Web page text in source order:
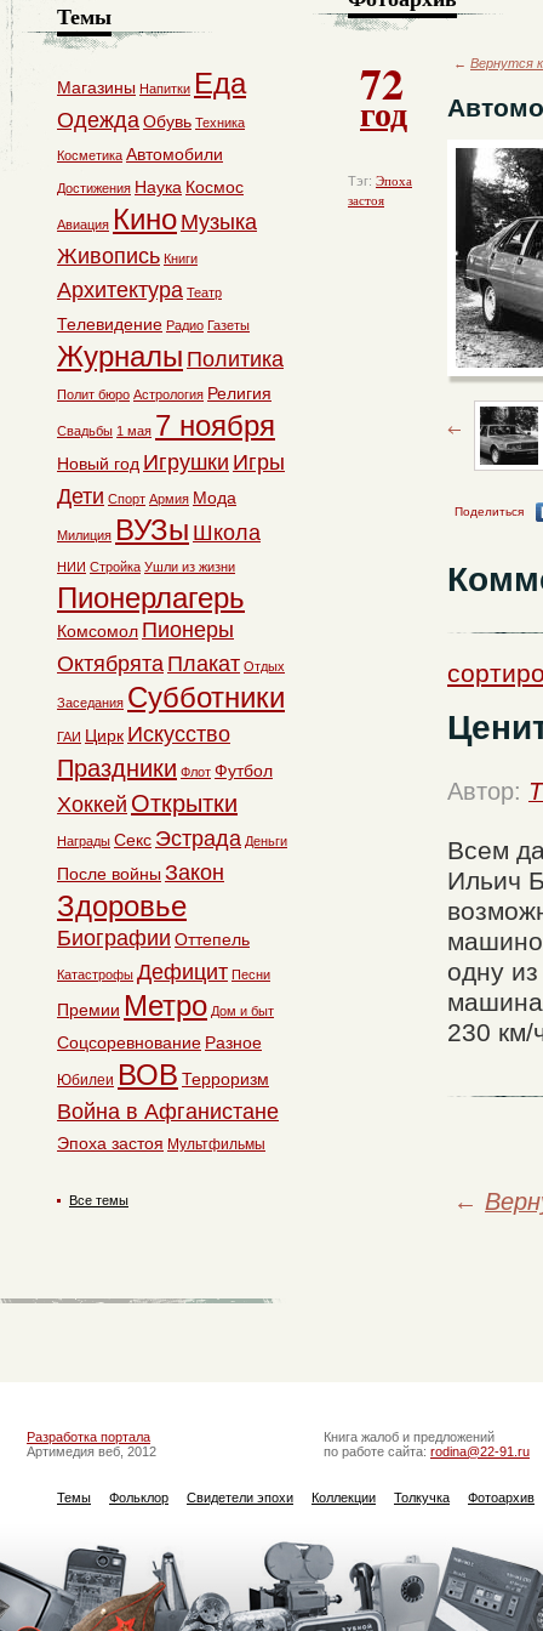
72
год
Тэг: Эпоха
застоя
← Вернутся
Поделиться
Автор:
Всем
Ильич
одну
машина
230 км/
←
Темы
Магазины Напитки Еда
ОдеждаОбувь Техника
Косметика Автомобили
Достижения Наука Космос
Авиация Кино Музыка
Живопись Книги
Архитектура Театр
Телевидение Радио Газеты
Журналы Политика
Полит бюро Астрология Религия
Свадьбы 1 мая 7 ноября
Новый год Игрушки Игры
Дети Спорт Армия Мода
Милиция ВУЗы Школа
НИИ Стройка Ушли из жизни
Пионерлагерь
Комсомол Пионеры
Октябрята Плакат Отдых
Заседания Субботники
ГАИ Цирк Искусство
Праздники Флот Футбол
Хоккей Открытки
Награды Секс Эстрада Деньги
После войны Закон
Здоровье
Биографии Оттепель
Катастрофы Дефицит Песни
Премии Метро Дом и быт
Соцсоревнование Разное
Юбилеи ВОВ Терроризм
Война в Афганистане
Эпоха застоя Мультфильмы
Все темы
Разработка портала
Артимедия веб, 2012
Книга жалоб и предложений
по работе сайта: rodina@22-91.ru
Темы Фольклор Свидетели эпохи Коллекции Толкучка Фотоархив